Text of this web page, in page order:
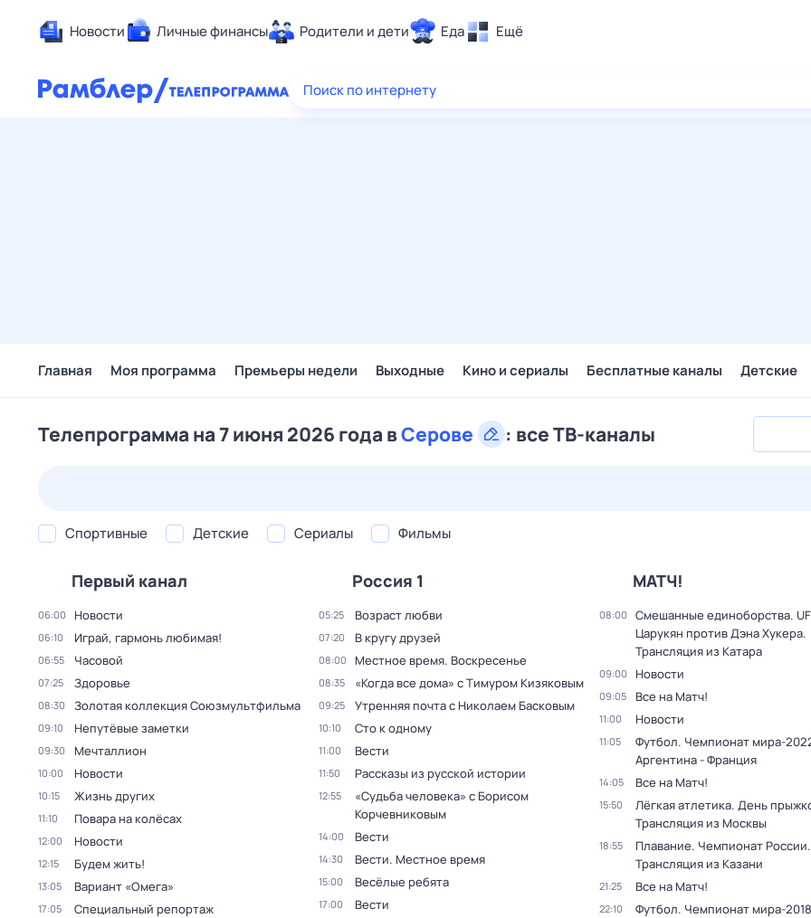
Новости Личные финансы Родители и дети Еда Ещё
Здоровье
Поиск по интернету
Главная Моя программа Премьеры недели Выходные Кино и сериалы Бесплатные каналы Детские
Телепрограмма на 7 июня 2026 года вСерове : все ТВ-каналы
Спортивные Детские Сериалы Фильмы
Первый канал
06:00 Новости
06:10 Играй, гармонь любимая!
06:55 Часовой
07:25 Здоровье
08:30 Золотая коллекция Союзмультфильма
09:10 Непутёвые заметки
09:30 Мечталлион
10:00 Новости
10:15 Жизнь других
11:10 Повара на колёсах
12:00 Новости
12:15 Будем жить!
13:05 Вариант «Омега»
17:05 Специальный репортаж
Россия 1
05:25 Возраст любви
07:20 В кругу друзей
08:00 Местное время. Воскресенье
08:35 «Когда все дома» с Тимуром Кизяковым
09:25 Утренняя почта с Николаем Басковым
10:10 Сто к одному
11:00 Вести
11:50 Рассказы из русской истории
12:55
«Судьба человека» с Борисом
Корчевниковым
14:00 Вести
14:30 Вести. Местное время
15:00 Весёлые ребята
17:00 Вести
МАТЧ!
08:00
Смешанные единоборства.
Царукян против Дэна Хукера.
Трансляция из Катара
09:00 Новости
09:05 Все на Матч!
11:00 Новости
11:05
Футбол. Чемпионат мира-
Аргентина - Франция
14:05 Все на Матч!
15:50
Лёгкая атлетика. День
Трансляция из Москвы
18:55
Плавание. Чемпионат России.
Трансляция из Казани
21:25 Все на Матч!
22:10
Футбол. Чемпионат мира-